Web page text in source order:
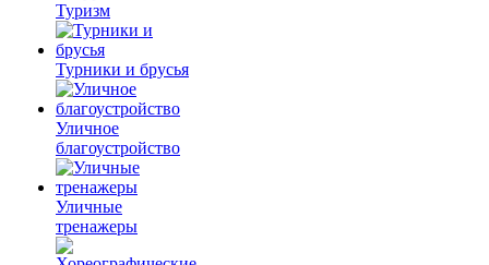
Туризм
Турники и брусья
Уличное
благоустройство
Уличные
тренажеры